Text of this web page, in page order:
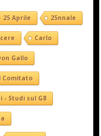
25 Aprile 25nnale
Carlo
Gallo
Comitato
- Studi sul G8